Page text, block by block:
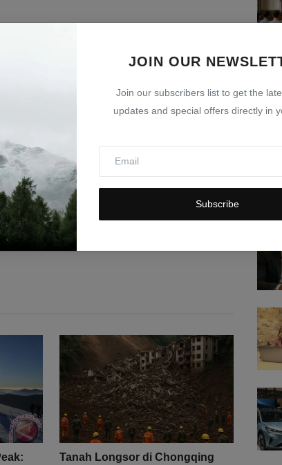
JOIN OUR
Join our subscribers list to get the
updates and special offers directly in
Subscribe
curiosity and an unwavering commitment to
of stories, I strive to deliver timely and accurate
Tanah Longsor di Chongqing